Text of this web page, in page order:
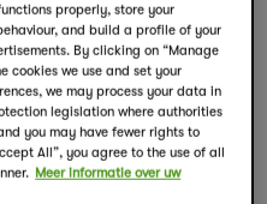
thee?
thee, natuurlijke
(7%), venkel (2%),
properly, store your
and build a profile of your
By clicking on “Manage
cookies we use and set your
we may process your data in
legislation where authorities
you may have fewer rights to
All”, you agree to the use of all
Meer informatie over uw